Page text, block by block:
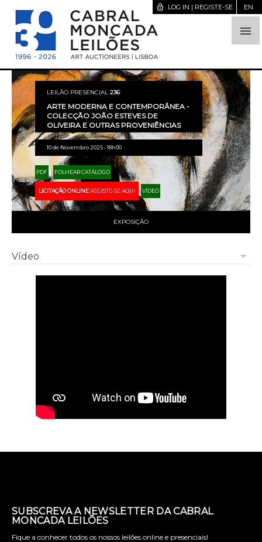

lock_open LOG IN | REGISTE-SE EN
LEILÃO PRESENCIAL 236
ARTE MODERNA E CONTEMPORÂNEA -
COLECÇÃO JOÃO ESTEVES DE
OLIVEIRA E OUTRAS PROVENIÊNCIAS
10 de Novembro 2025 • 18h00
PDF FOLHEAR CATÁLOGO
LICITAÇÃO ONLINE REGISTE-SE AQUI VÍDEO
EXPOSIÇÃO
arrow_drop_down
Vídeo
SUBSCREVA A NEWSLETTER DA CABRAL
MONCADA LEILÕES
Fique a conhecer todos os nossos leilões online e presenciais!